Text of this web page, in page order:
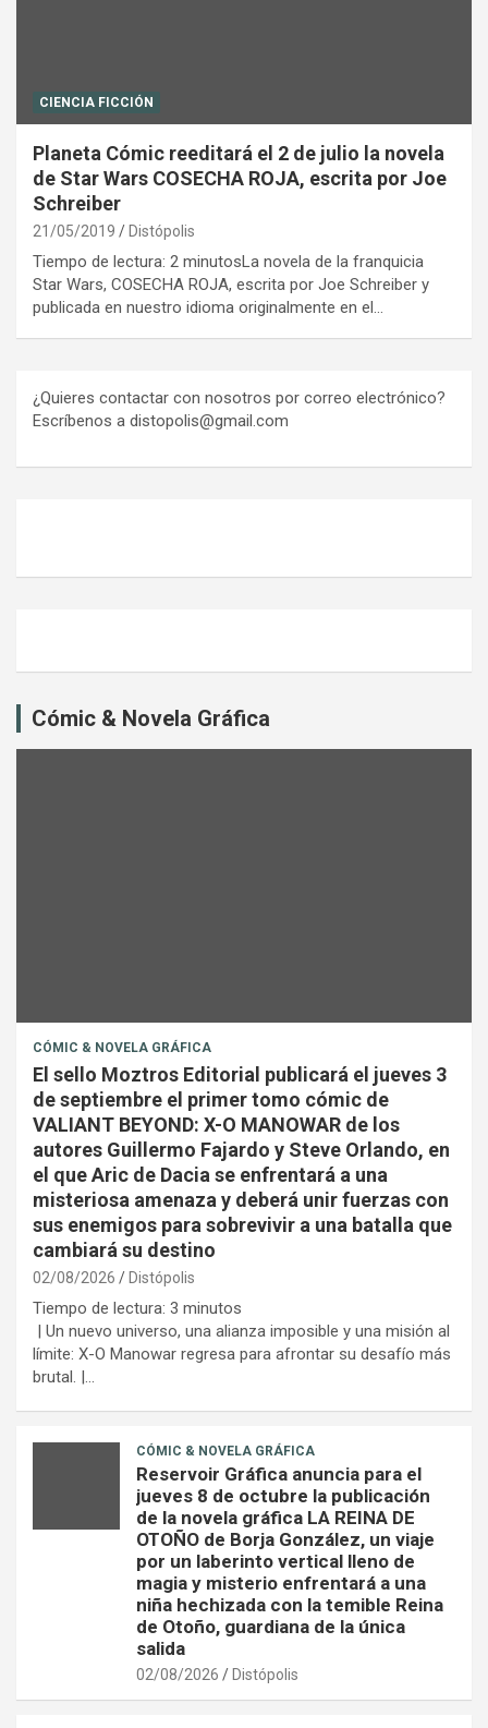
CIENCIA FICCIÓN
Planeta Cómic reeditará el 2 de julio la novela
de Star Wars COSECHA ROJA, escrita por Joe
Schreiber
21/05/2019 Distópolis
Tiempo de lectura: 2 minutosLa novela de la franquicia
Star Wars, COSECHA ROJA, escrita por Joe Schreiber y
publicada en nuestro idioma originalmente en el…
¿Quieres contactar con nosotros por correo electrónico?
Escríbenos a distopolis@gmail.com
Cómic & Novela Gráfica
CÓMIC & NOVELA GRÁFICA
El sello Moztros Editorial publicará el jueves 3
de septiembre el primer tomo cómic de
VALIANT BEYOND: X-O MANOWAR de los
autores Guillermo Fajardo y Steve Orlando, en
el que Aric de Dacia se enfrentará a una
misteriosa amenaza y deberá unir fuerzas con
sus enemigos para sobrevivir a una batalla que
cambiará su destino
02/08/2026 Distópolis
Tiempo de lectura: 3 minutos
| Un nuevo universo, una alianza imposible y una misión al
límite: X-O Manowar regresa para afrontar su desafío más
brutal. |…
CÓMIC & NOVELA GRÁFICA
Reservoir Gráfica anuncia para el
jueves 8 de octubre la publicación
de la novela gráfica LA REINA DE
OTOÑO de Borja González, un viaje
por un laberinto vertical lleno de
magia y misterio enfrentará a una
niña hechizada con la temible Reina
de Otoño, guardiana de la única
salida
02/08/2026 Distópolis